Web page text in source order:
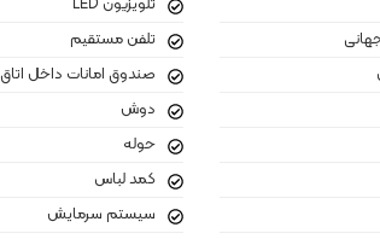
تلویزیون LED
تلفن مستقیم
صندوق امانات داخل اتاق
دوش
حوله
کمد لباس
سیستم سرمایش